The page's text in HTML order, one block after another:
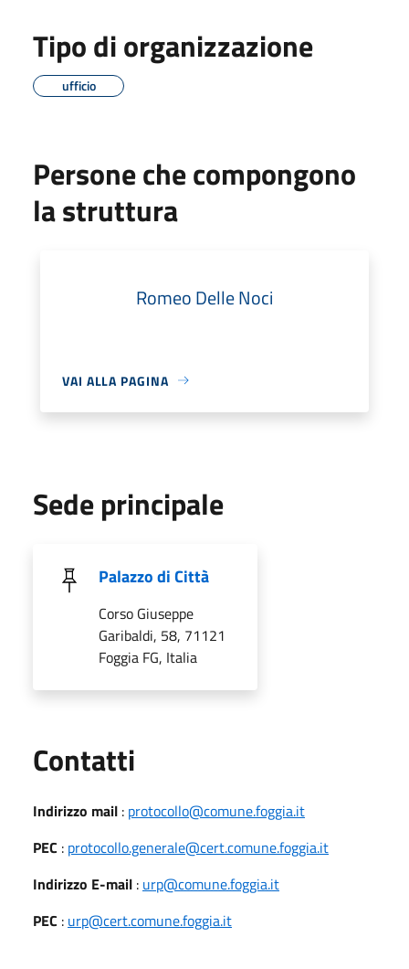
Tipo di organizzazione
ufficio
Persone che compongono
la struttura
Romeo Delle Noci
VAI ALLA PAGINA
Sede principale
Palazzo di Città
Corso Giuseppe
Garibaldi, 58, 71121
Foggia FG, Italia
Contatti
Indirizzo mail : protocollo@comune.foggia.it
PEC : protocollo.generale@cert.comune.foggia.it
Indirizzo E-mail : urp@comune.foggia.it
PEC : urp@cert.comune.foggia.it